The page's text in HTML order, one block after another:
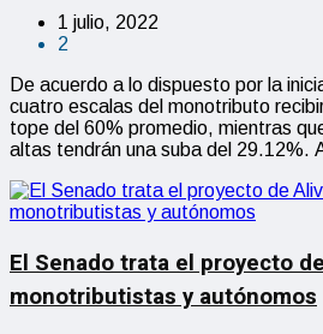
1 julio, 2022
2
De acuerdo a lo dispuesto por la
cuatro escalas del monotributo
tope del 60% promedio, mientras
altas tendrán una suba del 29.12%.
El Senado trata el proyecto
monotributistas y autónomos